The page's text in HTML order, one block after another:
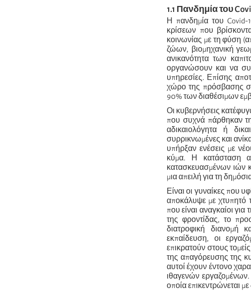
1.1 Πανδημία του
Η πανδημία του Covid-
κρίσεων που
κοινωνίας με τη φύση
ζώων, βιομηχανική
ανικανότητα των
οργανώσουν και να
υπηρεσίες. Επίσης
χώρο της πρόσβασης
90% των διαθέσιμων
Οι κυβερνήσεις
που συχνά πάρθηκαν
αδικαιολόγητα ή
συρρικνωμένες και
υπήρξαν ενέσεις με
κύμα. Η κατάσταση
κατασκευασμένων ιών
μια απειλή για τη
Είναι οι γυναίκες που
αποκάλυψε με χτυπητό
που είναι αναγκαίοι
της φροντίδας, το
διατροφική διανομή
εκπαίδευση, οι
επικρατούν στους
της απαγόρευσης της
αυτοί έχουν έντονο
ιθαγενών εργαζομένων.
οποία επικεντρώνεται